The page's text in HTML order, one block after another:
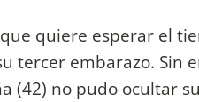
quiere esperar el
tercer embarazo. Sin
(42) no pudo ocultar